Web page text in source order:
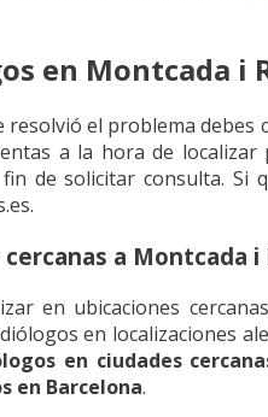
en Montcada i
el problema
a la hora de
de solicitar consulta. Si
a Montcada i
en ubicaciones
en localizaciones
en ciudades
en Barcelona.